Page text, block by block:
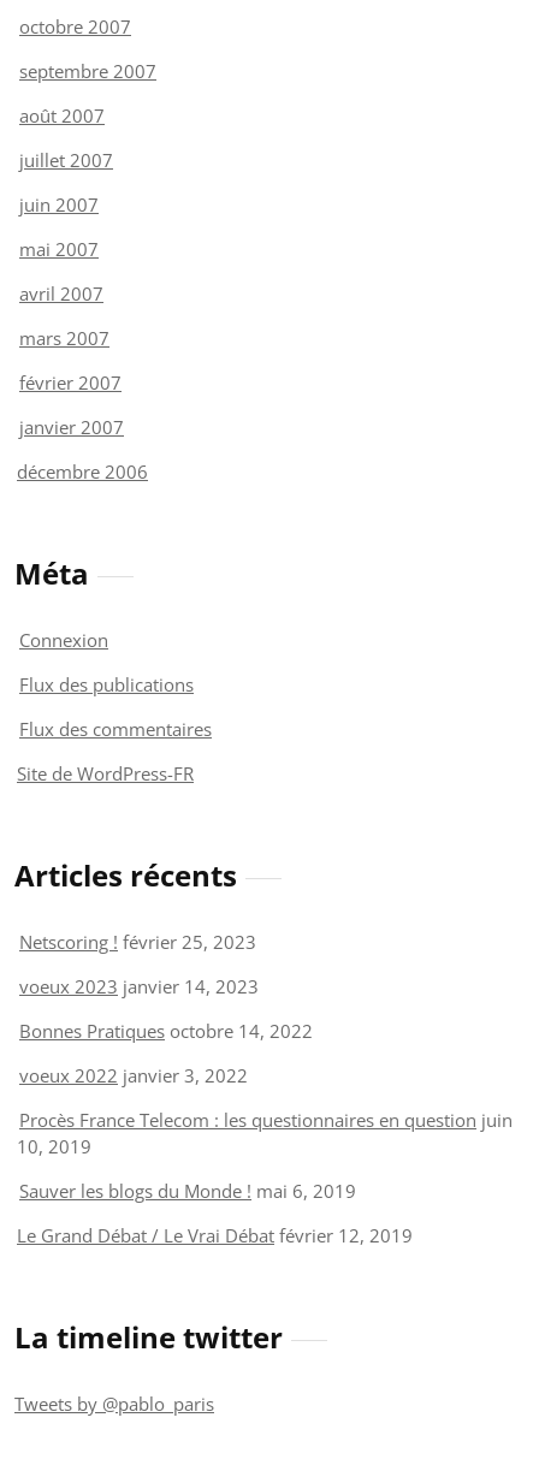
octobre 2007
septembre 2007
août 2007
juillet 2007
juin 2007
mai 2007
avril 2007
mars 2007
février 2007
janvier 2007
décembre 2006
Méta
Connexion
Flux des publications
Flux des commentaires
Site de WordPress-FR
Articles récents
Netscoring ! février 25, 2023
voeux 2023 janvier 14, 2023
Bonnes Pratiques octobre 14, 2022
voeux 2022 janvier 3, 2022
Procès France Telecom : les questionnaires en question juin
10, 2019
Sauver les blogs du Monde ! mai 6, 2019
Le Grand Débat / Le Vrai Débat février 12, 2019
La timeline twitter
Tweets by @pablo_paris